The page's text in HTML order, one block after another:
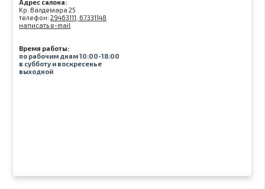
Адрес салона:
Kр. Валдемара 25
телефон:29463111, 67331148
написать e-mail
Время работы:
по рабочим дням 10:00-18:00
в субботу и воскресенье
выходной